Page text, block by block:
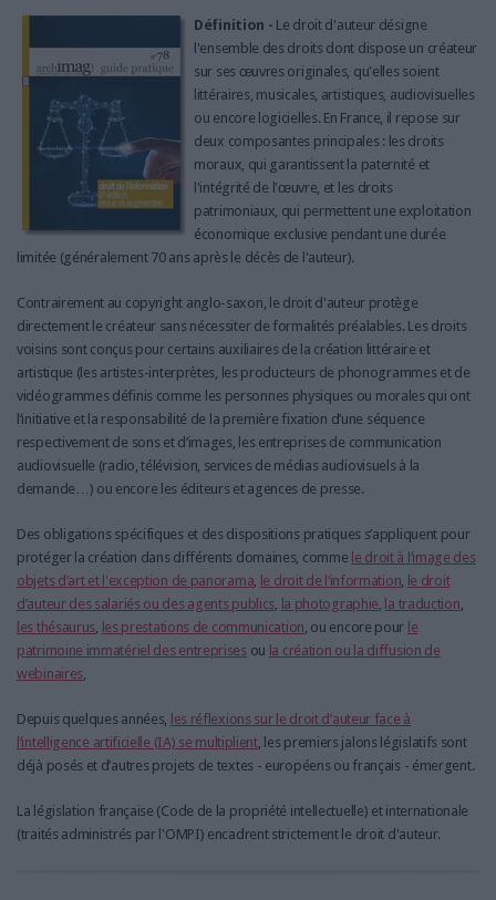
L'ESPACE EMPLOI
L'AGENDA
L'ANNUAIRE DES ACTEURS
LES LIVRES BLANCS
LES SUPPLÉMENTS
NOS OFFRES D'ABONNEMENTS
Définition - Le droit d'auteur désigne
l'ensemble des droits dont dispose un créateur
sur ses œuvres originales, qu'elles soient
littéraires, musicales, artistiques, audiovisuelles
ou encore logicielles. En France, il repose sur
deux composantes principales : les droits
moraux, qui garantissent la paternité et
l'intégrité de l'œuvre, et les droits
patrimoniaux, qui permettent une exploitation
économique exclusive pendant une durée
limitée (généralement 70 ans après le décès de l'auteur).
Contrairement au copyright anglo-saxon, le droit d'auteur protège
directement le créateur sans nécessiter de formalités préalables. Les droits
voisins sont conçus pour certains auxiliaires de la création littéraire et
artistique (les artistes-interprètes, les producteurs de phonogrammes et de
vidéogrammes définis comme les personnes physiques ou morales qui ont
l’initiative et la responsabilité de la première fixation d’une séquence
respectivement de sons et d’images, les entreprises de communication
audiovisuelle (radio, télévision, services de médias audiovisuels à la
demande…) ou encore les éditeurs et agences de presse.
Des obligations spécifiques et des dispositions pratiques s’appliquent pour
protéger la création dans différents domaines, comme le droit à l’image des
objets d’art et l'exception de panorama, le droit de l’information, le droit
d’auteur des salariés ou des agents publics, la photographie, la traduction,
les thésaurus, les prestations de communication, ou encore pour le
patrimoine immatériel des entreprises ou la création ou la diffusion de
webinaires,
Depuis quelques années, les réflexions sur le droit d’auteur face à
l’intelligence artificielle (IA) se multiplient, les premiers jalons législatifs sont
déjà posés et d’autres projets de textes - européens ou français - émergent.
La législation française (Code de la propriété intellectuelle) et internationale
(traités administrés par l'OMPI) encadrent strictement le droit d'auteur.